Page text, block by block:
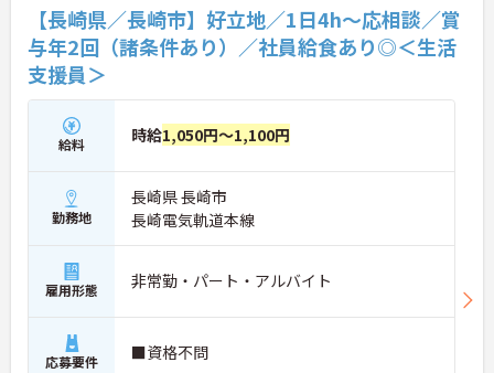
【長崎県／長崎市】好立地／1日4h～応相談／賞
与年2回（諸条件あり）／社員給食あり◎＜生活
支援員＞
給料 時給1,050円～1,100円
勤務地
長崎県 長崎市
長崎電気軌道本線
雇用形態 非常勤・パート・アルバイト
応募要件 ■資格不問